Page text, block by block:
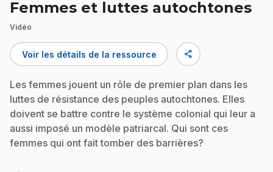
Femmes et luttes autochtones
Vidéo
Voir les détails de la ressource share
Les femmes jouent un rôle de premier plan dans les
luttes de résistance des peuples autochtones. Elles
doivent se battre contre le système colonial qui leur a
aussi imposé un modèle patriarcal. Qui sont ces
femmes qui ont fait tomber des barrières?